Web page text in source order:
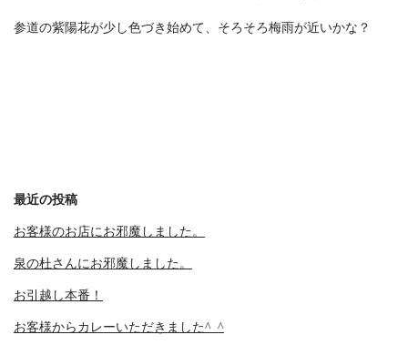
参道の紫陽花が少し色づき始めて、そろそろ梅雨が近いかな？
最近の投稿
お客様のお店にお邪魔しました。
泉の杜さんにお邪魔しました。
お引越し本番！
お客様からカレーいただきました^_^